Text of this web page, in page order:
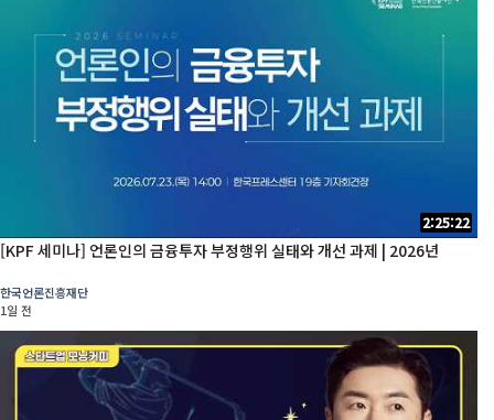
2:25:22
[KPF 세미나] 언론인의 금융투자 부정행위 실태와 개선 과제 | 2026년
한국언론진흥재단
1일 전